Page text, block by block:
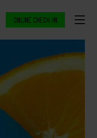
ONLINE CHECK-IN